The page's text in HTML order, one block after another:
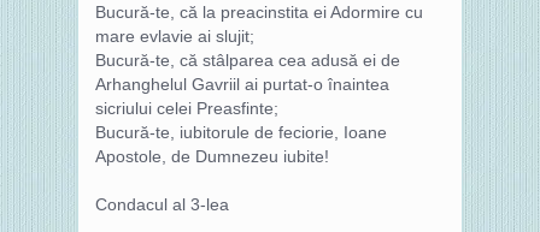
Bucură-te, că la preacinstita ei Adormire cu
mare evlavie ai slujit;
Bucură-te, că stâlparea cea adusă ei de
Arhanghelul Gavriil ai purtat-o înaintea
sicriului celei Preasfinte;
Bucură-te, iubitorule de feciorie, Ioane
Apostole, de Dumnezeu iubite!
Condacul al 3-lea